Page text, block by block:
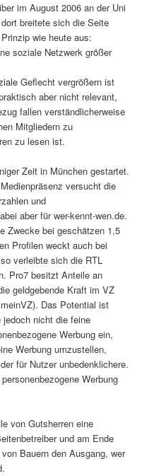
im August 2006 an der Uni
breitete sich die Seite
wie heute aus:
soziale Netzwerk größer
Geflecht vergrößern ist
aber nicht relevant,
fallen verständlicherweise
Mitgliedern zu
zu lesen ist.
Zeit in München gestartet.
versucht die
und
aber für wer-kennt-wen.de.
Zwecke bei geschätzen 1,5
Profilen weckt auch bei
verleibte sich die RTL
Pro7 besitzt Anteile an
geldgebende Kraft im VZ
Das Potential ist
nicht die feine
Werbung ein,
Werbung umzustellen,
für Nutzer unbedenklichere.
Werbung
von Gutsherren eine
und am Ende
Bauern den Ausgang, wer